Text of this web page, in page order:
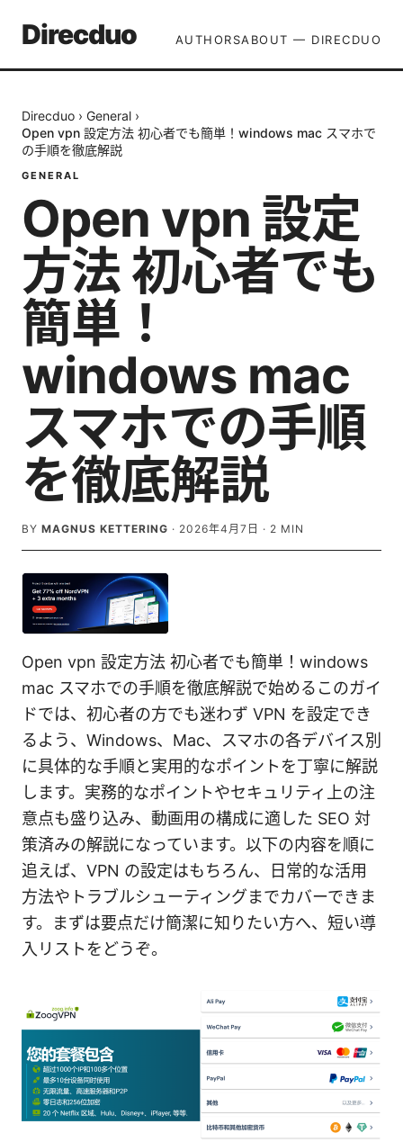
Direcduo AUTHORSABOUT — DIRECDUO
Direcduo › General ›
Open vpn 設定方法 初心者でも簡単！windows mac スマホで
の手順を徹底解説
GENERAL
Open vpn 設定
方法 初心者でも
簡単！
windows mac
スマホでの手順
を徹底解説
BY MAGNUS KETTERING · 2026年4月7日 · 2 MIN
Open vpn 設定方法 初心者でも簡単！windows
mac スマホでの手順を徹底解説で始めるこのガイ
ドでは、初心者の方でも迷わず VPN を設定でき
るよう、Windows、Mac、スマホの各デバイス別
に具体的な手順と実用的なポイントを丁寧に解説
します。実務的なポイントやセキュリティ上の注
意点も盛り込み、動画用の構成に適した SEO 対
策済みの解説になっています。以下の内容を順に
追えば、VPN の設定はもちろん、日常的な活用
方法やトラブルシューティングまでカバーできま
す。まずは要点だけ簡潔に知りたい方へ、短い導
入リストをどうぞ。